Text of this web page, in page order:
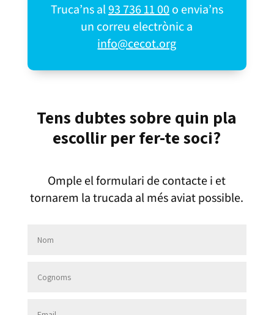
Truca’ns al93 736 11 00o envia’ns
un correu electrònic a
info@cecot.org
Tens dubtes sobre quin pla
escollir per fer-te soci?
Omple el formulari de contacte i et
tornarem la trucada al més aviat possible.